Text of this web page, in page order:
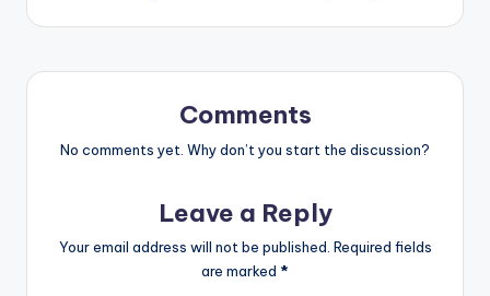
Comments
No comments yet. Why don’t you start the discussion?
Leave a Reply
Your email address will not be published. Required fields
are marked *